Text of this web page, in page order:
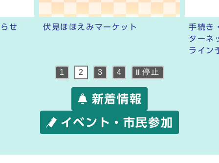
せ 伏見ほほえみマーケット
手続き
ターネ
ライン
1 2 3 4 停止
新着情報
イベント・市民参加